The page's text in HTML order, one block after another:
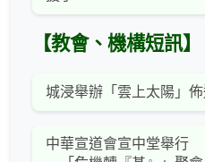
【教會、機構短訊】
城浸舉辦「雲上太陽」
中華宣道會宣中堂舉行